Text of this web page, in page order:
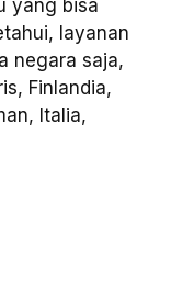
yang bisa
layanan
negara saja,
Finlandia,
Italia,